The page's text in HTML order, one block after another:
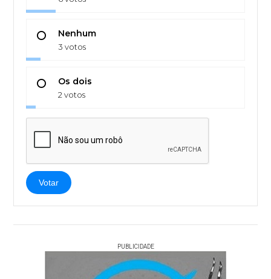
Nenhum
3 votos
Os dois
2 votos
Votar
PUBLICIDADE